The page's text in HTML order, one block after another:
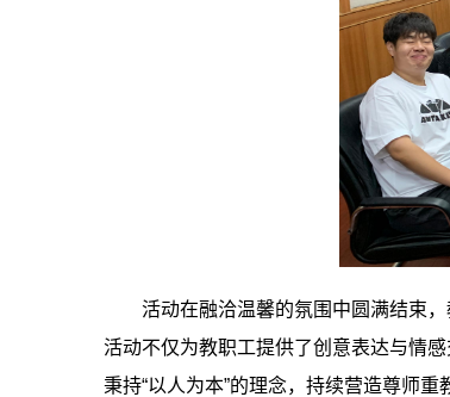
活动在融洽温馨的氛围中圆满结束
活动不仅为教职工提供了创意表达与情
秉持“以人为本”的理念，持续营造尊师重